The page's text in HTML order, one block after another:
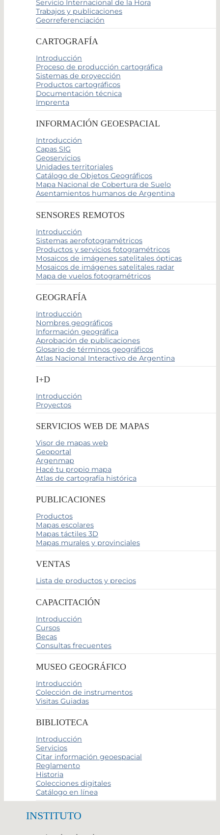
Servicio Internacional de la Hora
Trabajos y publicaciones
Georreferenciación
CARTOGRAFÍA
Introducción
Proceso de producción cartográfica
Sistemas de proyección
Productos cartográficos
Documentación técnica
Imprenta
INFORMACIÓN GEOESPACIAL
Introducción
Capas SIG
Geoservicios
Unidades territoriales
Catálogo de Objetos Geográficos
Mapa Nacional de Cobertura de Suelo
Asentamientos humanos de Argentina
SENSORES REMOTOS
Introducción
Sistemas aerofotogramétricos
Productos y servicios fotogramétricos
Mosaicos de imágenes satelitales ópticas
Mosaicos de imágenes satelitales radar
Mapa de vuelos fotogramétricos
GEOGRAFÍA
Introducción
Nombres geográficos
Información geográfica
Aprobación de publicaciones
Glosario de términos geográficos
Atlas Nacional Interactivo de Argentina
I+D
Introducción
Proyectos
SERVICIOS WEB DE MAPAS
Visor de mapas web
Geoportal
Argenmap
Hacé tu propio mapa
Atlas de cartografía histórica
PUBLICACIONES
Productos
Mapas escolares
Mapas táctiles 3D
Mapas murales y provinciales
VENTAS
Lista de productos y precios
CAPACITACIÓN
Introducción
Cursos
Becas
Consultas frecuentes
MUSEO GEOGRÁFICO
Introducción
Colección de instrumentos
Visitas Guiadas
BIBLIOTECA
Introducción
Servicios
Citar información geoespacial
Reglamento
Historia
Colecciones digitales
Catálogo en línea
INSTITUTO